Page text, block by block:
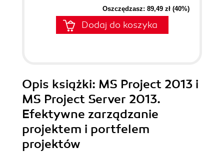
Oszczędzasz: 89,49 zł (40%)
Dodaj do koszyka
Opis książki: MS Project 2013 i
MS Project Server 2013.
Efektywne zarządzanie
projektem i portfelem
projektów